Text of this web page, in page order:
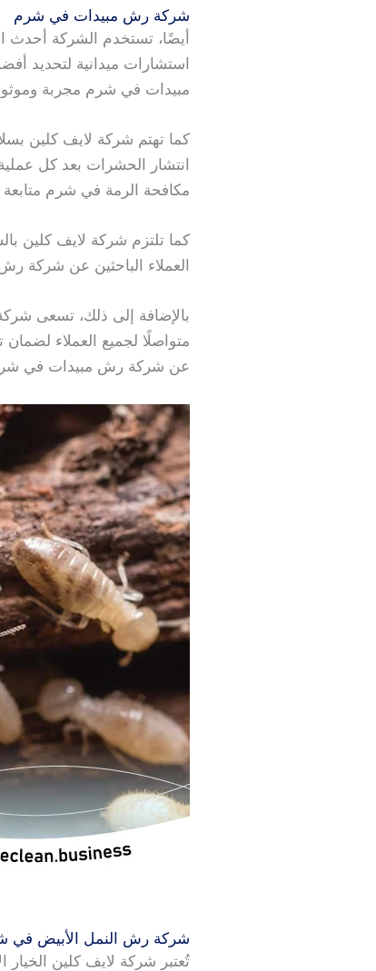
شركة رش مبيدات في شرم
أيضًا، تستخدم الشركة أحدث
استشارات ميدانية لتحديد
مبيدات في شرم مجربة
كما تهتم شركة لايف كلين
انتشار الحشرات بعد كل
مكافحة الرمة في شرم متابعة
كما تلتزم شركة لايف كلين
العملاء الباحثين عن شركة
بالإضافة إلى ذلك، تسعى شركة
متواصلًا لجميع العملاء
عن شركة رش مبيدات في شرم
شركة رش النمل الأبيض في
تُعتبر شركة لايف كلين